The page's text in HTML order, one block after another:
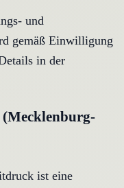
und
gemäß Einwilligung
in der
ist eine